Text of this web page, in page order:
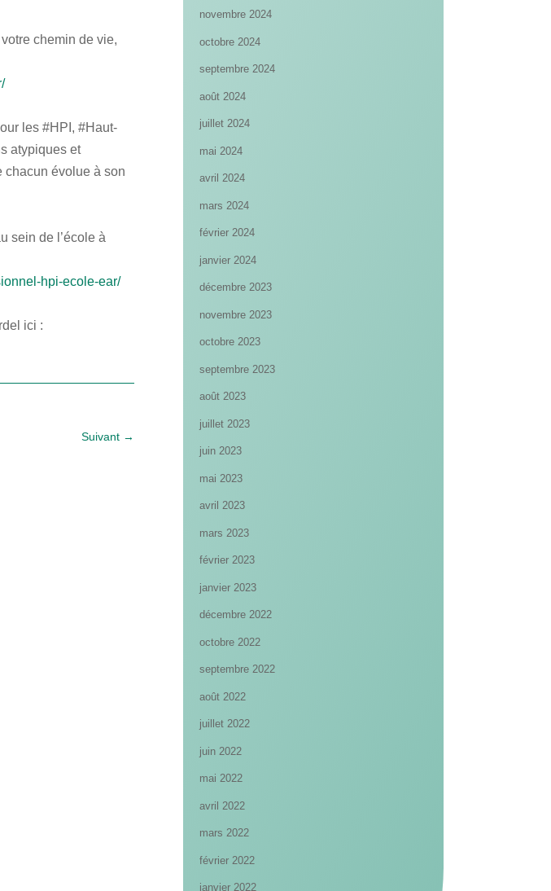
chemin de vie,
les #HPI, #Haut-
atypiques et
chacun évolue à son
sein de l’école à
hpi-ecole-ear/
ici :
Suivant →
novembre 2024
octobre 2024
septembre 2024
août 2024
juillet 2024
mai 2024
avril 2024
mars 2024
février 2024
janvier 2024
décembre 2023
novembre 2023
octobre 2023
septembre 2023
août 2023
juillet 2023
juin 2023
mai 2023
avril 2023
mars 2023
février 2023
janvier 2023
décembre 2022
octobre 2022
septembre 2022
août 2022
juillet 2022
juin 2022
mai 2022
avril 2022
mars 2022
février 2022
janvier 2022